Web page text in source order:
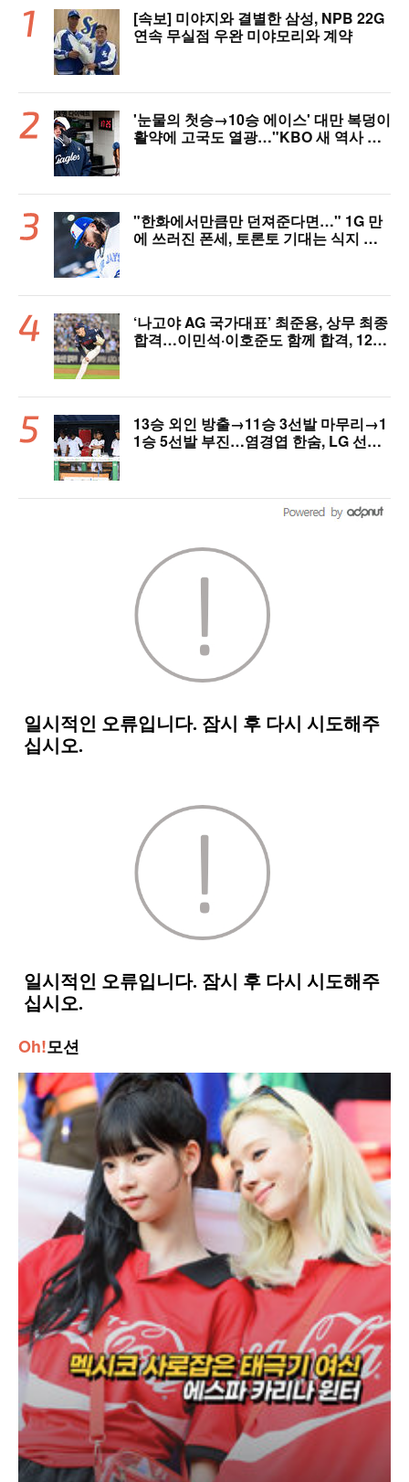
[속보] 미야지와 결별한 삼성, NPB 22G
연속 무실점 우완 미야모리와 계약
'눈물의 첫승→10승 에이스' 대만 복덩이
활약에 고국도 열광…"KBO 새 역사 썼
"한화에서만큼만 던져준다면…" 1G 만
에 쓰러진 폰세, 토론토 기대는 식지 않
‘나고야 AG 국가대표’ 최준용, 상무 최종
합격…이민석·이호준도 함께 합격, 12월
13승 외인 방출→11승 3선발 마무리→1
1승 5선발 부진…염경엽 한숨, LG 선발
Oh!모션